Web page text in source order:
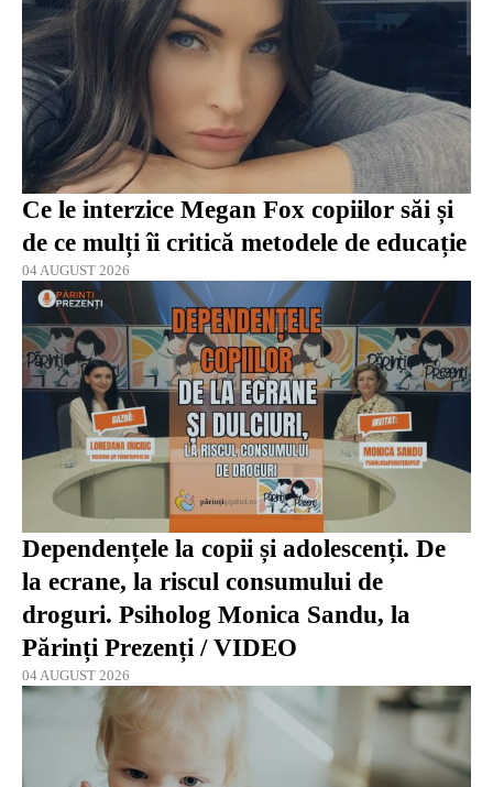
Ce le interzice Megan Fox copiilor săi și
de ce mulți îi critică metodele de educație
04 AUGUST 2026
Dependențele la copii și adolescenți. De
la ecrane, la riscul consumului de
droguri. Psiholog Monica Sandu, la
Părinți Prezenți / VIDEO
04 AUGUST 2026